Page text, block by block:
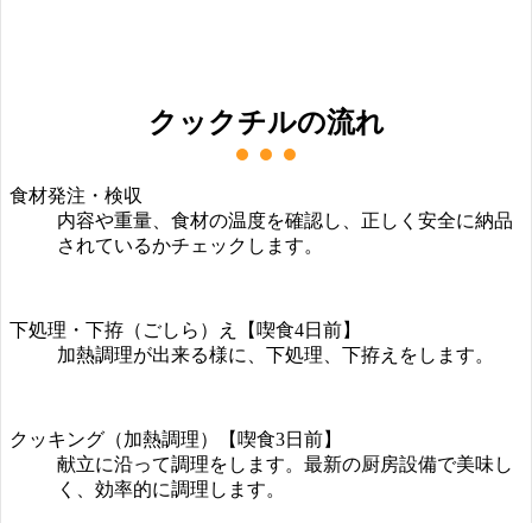
クックチルの流れ
食材発注・検収
内容や重量、食材の温度を確認し、正しく安全に納品
されているかチェックします。
下処理・下拵（ごしら）え【喫食4日前】
加熱調理が出来る様に、下処理、下拵えをします。
クッキング（加熱調理）【喫食3日前】
献立に沿って調理をします。最新の厨房設備で美味し
く、効率的に調理します。